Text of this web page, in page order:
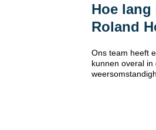
Hoe
Roland
Ons team heeft
kunnen overal